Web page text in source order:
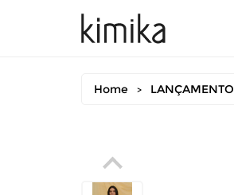
Home > LANÇAMENTO